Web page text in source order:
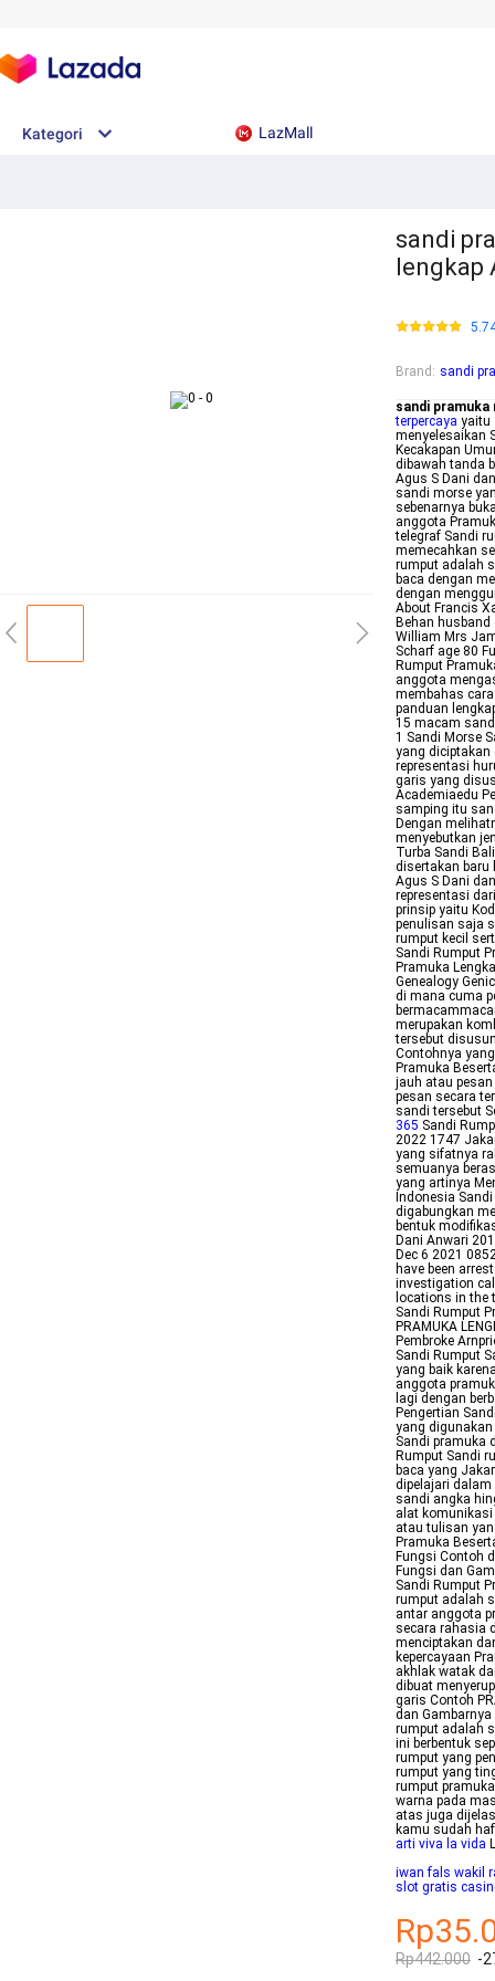
Kategori LazMall
sandi
lengkap
Brand : sandi
sandi pramuka
terpercaya yaitu
menyelesaikan
Kecakapan
dibawah tanda
Agus S Dani
sandi morse
sebenarnya
anggota
telegraf Sandi
memecahkan
rumput adalah
baca dengan
dengan
About Francis
Behan
William Mrs
Scharf age 80
Rumput
anggota
membahas
panduan
15 macam
1 Sandi Morse
yang diciptakan
representasi
garis yang
Academiaedu
samping itu
Dengan
menyebutkan
Turba Sandi
disertakan baru
Agus S Dani
representasi
prinsip yaitu
penulisan saja
rumput kecil
Sandi Rumput
Pramuka
Genealogy
di mana cuma
merupakan
tersebut
Contohnya
Pramuka
jauh atau
pesan secara
sandi tersebut
365 Sandi
2022 1747
yang sifatnya
semuanya
yang artinya
Indonesia
digabungkan
bentuk
Dani Anwari
Dec 6 2021
have been
investigation
locations in the
Sandi Rumput
PRAMUKA
Pembroke
Sandi Rumput
yang baik
anggota
lagi dengan
Pengertian
yang
Sandi pramuka
Rumput Sandi
baca yang
dipelajari
sandi angka
alat
atau tulisan
Pramuka
Fungsi Contoh
Fungsi dan
Sandi Rumput
rumput adalah
antar anggota
secara rahasia
menciptakan
kepercayaan
akhlak watak
dibuat
garis Contoh
dan
rumput adalah
ini berbentuk
rumput yang
rumput yang
rumput
warna pada
atas juga
kamu sudah
arti viva la vida
iwan fals wakil
slot gratis
Rp442.000 -